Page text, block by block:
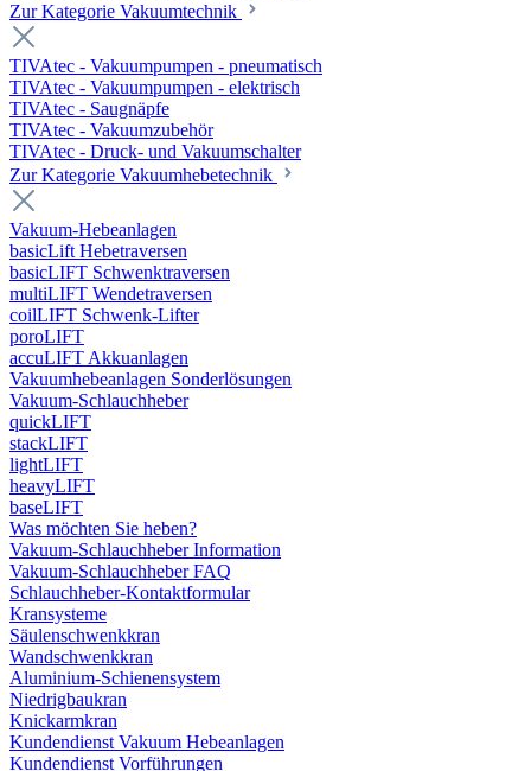
Zur Kategorie Vakuumtechnik
TIVAtec - Vakuumpumpen - pneumatisch
TIVAtec - Vakuumpumpen - elektrisch
TIVAtec - Saugnäpfe
TIVAtec - Vakuumzubehör
TIVAtec - Druck- und Vakuumschalter
Zur Kategorie Vakuumhebetechnik
Vakuum-Hebeanlagen
basicLift Hebetraversen
basicLIFT Schwenktraversen
multiLIFT Wendetraversen
coilLIFT Schwenk-Lifter
poroLIFT
accuLIFT Akkuanlagen
Vakuumhebeanlagen Sonderlösungen
Vakuum-Schlauchheber
quickLIFT
stackLIFT
lightLIFT
heavyLIFT
baseLIFT
Was möchten Sie heben?
Vakuum-Schlauchheber Information
Vakuum-Schlauchheber FAQ
Schlauchheber-Kontaktformular
Kransysteme
Säulenschwenkkran
Wandschwenkkran
Aluminium-Schienensystem
Niedrigbaukran
Knickarmkran
Kundendienst Vakuum Hebeanlagen
Kundendienst Vorführungen